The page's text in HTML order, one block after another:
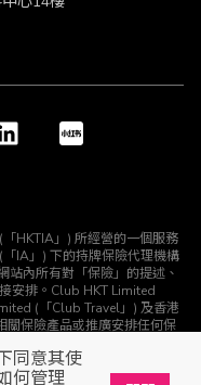
同意其使
何管理
HKTIA」) 所經營的一個服務
IA」) 下的持牌保險代理機構
站內所有對「保險」的提述、
安排。Club HKT Limited
(「Club Travel」) 及香港
關保險產品或推廣安排任何保